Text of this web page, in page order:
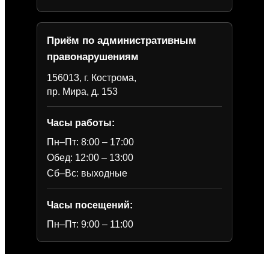
Приём по административным
правонарушениям
156013, г. Кострома,
пр. Мира, д. 153
Часы работы:
Пн–Пт: 8:00 – 17:00
Обед: 12:00 – 13:00
Сб–Вс: выходные
Часы посещений:
Пн–Пт: 9:00 – 11:00